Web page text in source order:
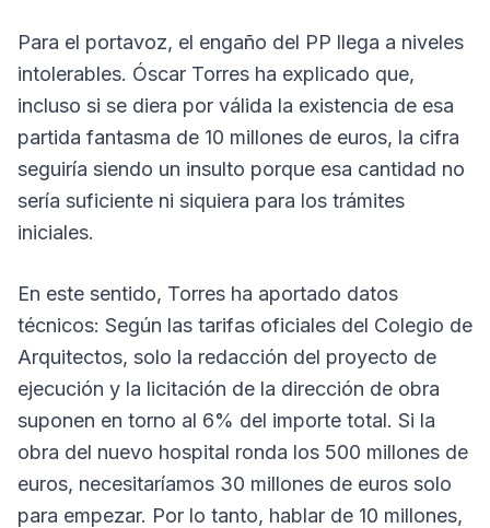
Para el portavoz, el engaño del PP llega a niveles
intolerables. Óscar Torres ha explicado que,
incluso si se diera por válida la existencia de esa
partida fantasma de 10 millones de euros, la cifra
seguiría siendo un insulto porque esa cantidad no
sería suficiente ni siquiera para los trámites
iniciales.
En este sentido, Torres ha aportado datos
técnicos: Según las tarifas oficiales del Colegio de
Arquitectos, solo la redacción del proyecto de
ejecución y la licitación de la dirección de obra
suponen en torno al 6% del importe total. Si la
obra del nuevo hospital ronda los 500 millones de
euros, necesitaríamos 30 millones de euros solo
para empezar. Por lo tanto, hablar de 10 millones,